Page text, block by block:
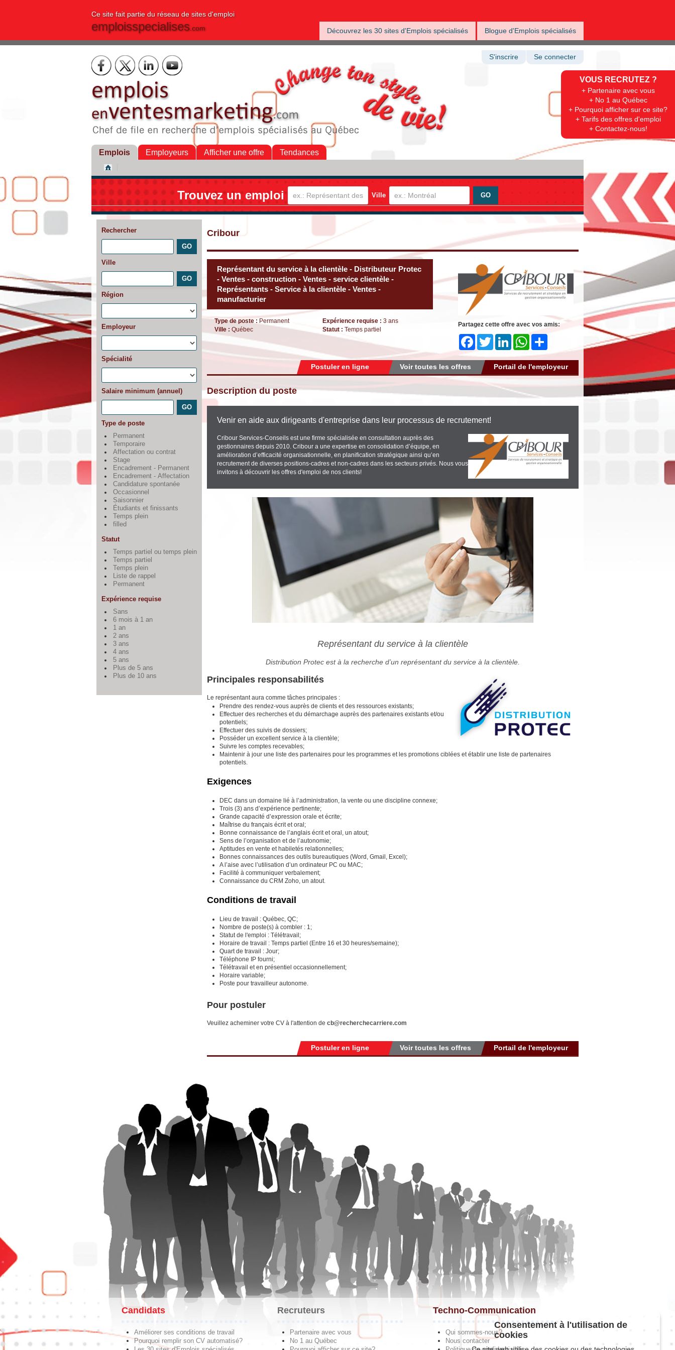
Ce site fait partie du réseau de sites d'emploi
emploisspecialises.com Découvrez les 30 sites d'Emplois spécialisés Blogue d'Emplois spécialisés
VOUS RECRUTEZ ?
+ Partenaire avec vous
+ No 1 au Québec
+ Pourquoi afficher sur ce site?
+ Tarifs des offres d'emploi
+ Contactez-nous!
S'inscrire Se connecter
Emplois Employeurs Afficher une offre Tendances
Trouvez un emploi Ville
Rechercher
Ville
Région
Employeur
Spécialité
Salaire minimum (annuel)
Type de poste
Permanent
Temporaire
Affectation ou contrat
Stage
Encadrement - Permanent
Encadrement - Affectation
Candidature spontanée
Occasionnel
Saisonnier
Étudiants et finissants
Temps plein
filled
Statut
Temps partiel ou temps plein
Temps partiel
Temps plein
Liste de rappel
Permanent
Expérience requise
Sans
6 mois à 1 an
1 an
2 ans
3 ans
4 ans
5 ans
Plus de 5 ans
Plus de 10 ans
Cribour
Représentant du service à la clientèle - Distributeur Protec
- Ventes - construction - Ventes - service clientèle -
Représentants - Service à la clientèle - Ventes -
manufacturier
Type de poste : Permanent
Ville : Québec
Expérience requise : 3 ans
Statut : Temps partiel
Partagez cette offre avec vos amis:
FacebookTwitter LinkedIn WhatsApp
Portail de l'employeur
Voir toutes les offres
Postuler en ligne
Description du poste
Venir en aide aux dirigeants d'entreprise dans leur processus de recrutement!
Cribour Services-Conseils est une firme spécialisée en consultation auprès des
gestionnaires depuis 2010. Cribour a une expertise en consolidation d’équipe, en
amélioration d’efficacité organisationnelle, en planification stratégique ainsi qu’en
recrutement de diverses positions-cadres et non-cadres dans les secteurs privés. Nous vous
invitons à découvrir les offres d'emploi de nos clients!
Représentant du service à la clientèle
Distribution Protec est à la recherche d’un représentant du service à la clientèle.
Principales responsabilités
Le représentant aura comme tâches principales :
Prendre des rendez-vous auprès de clients et des ressources existants;
Effectuer des recherches et du démarchage auprès des partenaires existants et/ou
potentiels;
Effectuer des suivis de dossiers;
Posséder un excellent service à la clientèle;
Suivre les comptes recevables;
Maintenir à jour une liste des partenaires pour les programmes et les promotions ciblées et établir une liste de partenaires
potentiels.
Exigences
DEC dans un domaine lié à l’administration, la vente ou une discipline connexe;
Trois (3) ans d’expérience pertinente;
Grande capacité d’expression orale et écrite;
Maîtrise du français écrit et oral;
Bonne connaissance de l’anglais écrit et oral, un atout;
Sens de l’organisation et de l’autonomie;
Aptitudes en vente et habiletés relationnelles;
Bonnes connaissances des outils bureautiques (Word, Gmail, Excel);
A l’aise avec l’utilisation d’un ordinateur PC ou MAC;
Facilité à communiquer verbalement;
Connaissance du CRM Zoho, un atout.
Conditions de travail
Lieu de travail : Québec, QC;
Nombre de poste(s) à combler : 1;
Statut de l'emploi : Télétravail;
Horaire de travail : Temps partiel (Entre 16 et 30 heures/semaine);
Quart de travail : Jour;
Téléphone IP fourni;
Télétravail et en présentiel occasionnellement;
Horaire variable;
Poste pour travailleur autonome.
Pour postuler
Veuillez acheminer votre CV à l'attention de cb@recherchecarriere.com
Portail de l'employeur
Voir toutes les offres
Postuler en ligne
Candidats
Améliorer ses conditions de travail
Pourquoi remplir son CV automatisé?
Recruteurs
Partenaire avec vous
No 1 au Québec
Techno-Communication
Qui sommes-nous?
Nous contacter
Consentement à l'utilisation de
cookies